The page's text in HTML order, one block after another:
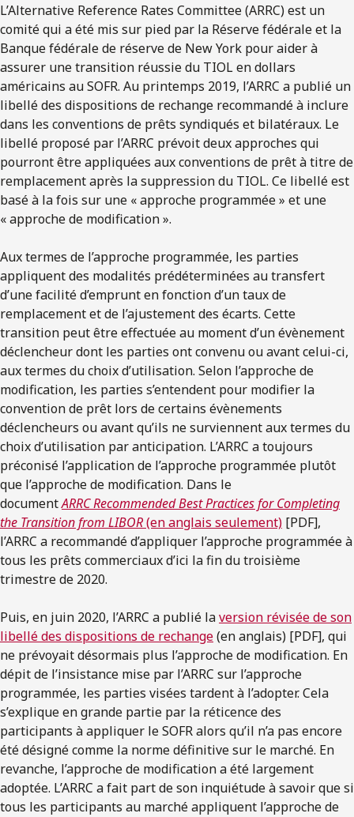
L’Alternative Reference Rates Committee (ARRC) est un
comité qui a été mis sur pied par la Réserve fédérale et la
Banque fédérale de réserve de New York pour aider à
assurer une transition réussie du TIOL en dollars
américains au SOFR. Au printemps 2019, l’ARRC a publié un
libellé des dispositions de rechange recommandé à inclure
dans les conventions de prêts syndiqués et bilatéraux. Le
libellé proposé par l’ARRC prévoit deux approches qui
pourront être appliquées aux conventions de prêt à titre de
remplacement après la suppression du TIOL. Ce libellé est
basé à la fois sur une « approche programmée » et une
« approche de modification ».
Aux termes de l’approche programmée, les parties
appliquent des modalités prédéterminées au transfert
d’une facilité d’emprunt en fonction d’un taux de
remplacement et de l’ajustement des écarts. Cette
transition peut être effectuée au moment d’un évènement
déclencheur dont les parties ont convenu ou avant celui-ci,
aux termes du choix d’utilisation. Selon l’approche de
modification, les parties s’entendent pour modifier la
convention de prêt lors de certains évènements
déclencheurs ou avant qu’ils ne surviennent aux termes du
choix d’utilisation par anticipation. L’ARRC a toujours
préconisé l’application de l’approche programmée plutôt
que l’approche de modification. Dans le
documentARRCRecommendedBest Practices for Completing
the Transition from LIBOR(en anglais seulement) [PDF],
l’ARRC a recommandé d’appliquer l’approche programmée à
tous les prêts commerciaux d’ici la fin du troisième
trimestre de 2020.
Puis, en juin 2020, l’ARRC a publié laversion révisée de son
libellé des dispositions de rechange(en anglais) [PDF], qui
ne prévoyait désormais plus l’approche de modification. En
dépit de l’insistance mise par l’ARRC sur l’approche
programmée, les parties visées tardent à l’adopter. Cela
s’explique en grande partie par la réticence des
participants à appliquer le SOFR alors qu’il n’a pas encore
été désigné comme la norme définitive sur le marché. En
revanche, l’approche de modification a été largement
adoptée. L’ARRC a fait part de son inquiétude à savoir que si
tous les participants au marché appliquent l’approche de